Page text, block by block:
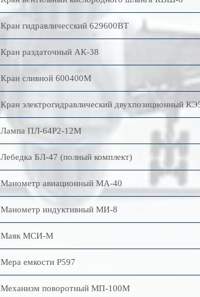
Кран гидравличесский 629600ВТ
Кран раздаточный АК-38
Кран сливной 600400М
Кран электрогидравлический двухпозиционный
Лампа ПЛ-64Р2-12М
Лебедка БЛ-47 (полный комплект)
Манометр авиационный МА-40
Манометр индуктивный МИ-8
Маяк МСИ-М
Мера емкости Р597
Механизм поворотный МП-100М